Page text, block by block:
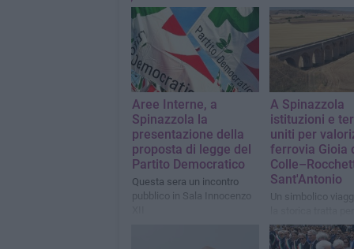
Aree Interne, a
Spinazzola la
presentazione della
proposta di legge del
Partito Democratico
Questa sera un incontro
pubblico in Sala Innocenzo
A Spinazzola
istituzioni e
uniti per
ferrovia Gioia
Sant'Antonio
Un simbolico
nuovo impulso al
lento e ai treni